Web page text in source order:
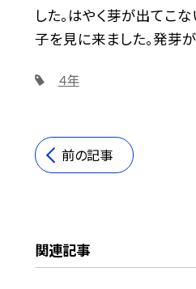
した。はやく芽が出てこ
子を見に来ました。発芽
４年
前の記事
関連記事